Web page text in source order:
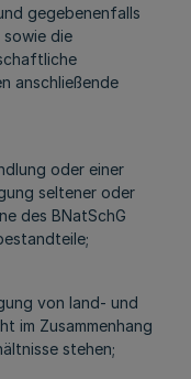
gegebenenfalls
sowie die
anschließende
oder einer
seltener oder
des BNatSchG
von land- und
im Zusammenhang
stehen;